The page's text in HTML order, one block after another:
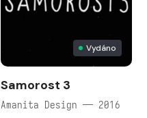
Vydáno
Samorost 3
Amanita Design — 2016